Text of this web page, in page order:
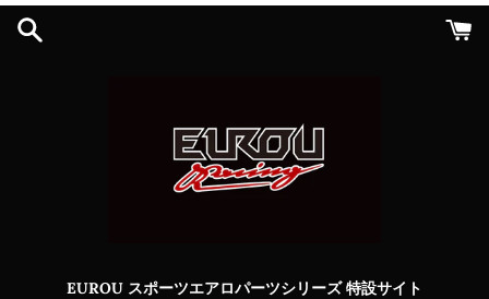
コ
EUROU スポーツエアロパーツシリーズ 特設サイト